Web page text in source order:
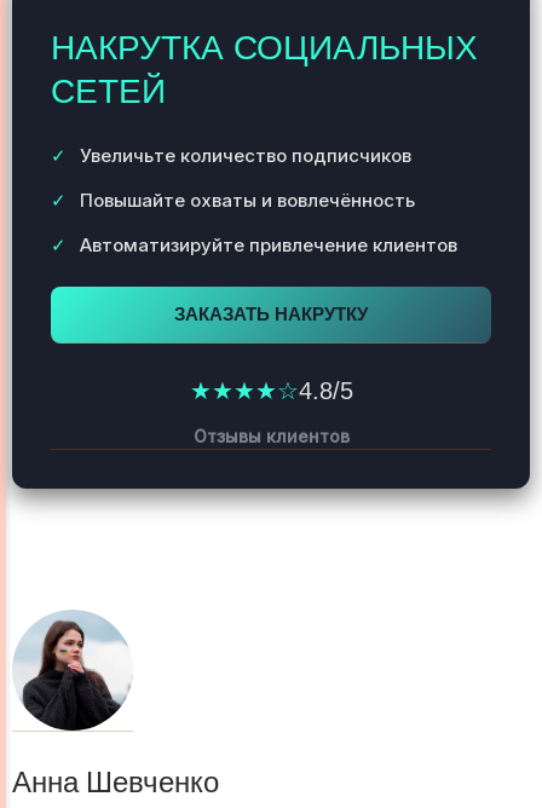
НАКРУТКА СОЦИАЛЬНЫХ
СЕТЕЙ
Увеличьте количество подписчиков
Повышайте охваты и вовлечённость
Автоматизируйте привлечение клиентов
ЗАКАЗАТЬ НАКРУТКУ
★★★★☆4.8/5
Отзывы клиентов
Анна Шевченко